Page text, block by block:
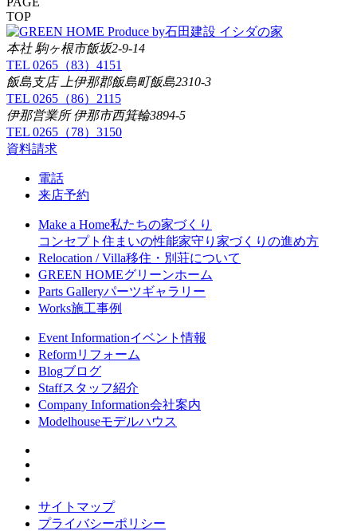
TOP
イシダの家
本社 駒ヶ根市飯坂2-9-14
TEL 0265（83）4151
飯島支店 上伊那郡飯島町飯島2310-3
TEL 0265（86）2115
伊那営業所 伊那市西箕輪3894-5
TEL 0265（78）3150
資料請求
電話
来店予約
Make a Home私たちの家づくり
コンセプト 住まいの性能家守り 家づくりの進め方
Relocation / Villa移住・別荘について
GREEN HOMEグリーンホーム
Parts Galleryパーツギャラリー
Works施工事例
Event Informationイベント情報
Reformリフォーム
Blogブログ
Staffスタッフ紹介
Company Information会社案内
Modelhouseモデルハウス
サイトマップ
プライバシーポリシー